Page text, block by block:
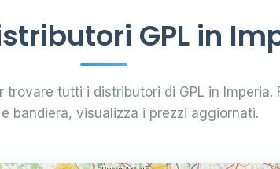
GPL in
tutti i distributori di GPL in Imperia.
bandiera, visualizza i prezzi aggiornati.
4